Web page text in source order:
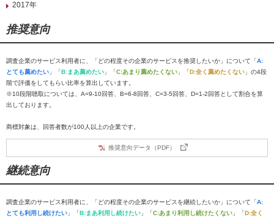
2017年
推奨意向
調査企業のサービス利用者に、「どの程度その企業のサービスを推奨したいか」について「A:
とても薦めたい 」「B:まあ薦めたい 」「C:あまり薦めたくない 」「D:全く薦めたくない 」の4段
階で評価をしてもらい比率を算出しています。
※10段階聴取については、A=9-10回答、B=6-8回答、C=3-5回答、D=1-2回答として割合を算
出しております。
商標対象は、回答者数が100人以上の企業です。
推奨意向データ（PDF）
継続意向
調査企業のサービス利用者に、「どの程度その企業のサービスを継続したいか」について「A:
とても利用し続けたい 」「B:まあ利用し続けたい 」「C:あまり利用し続けたくない 」「D:全く